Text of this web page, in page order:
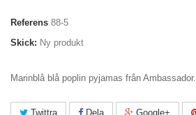
Referens 88-5
Skick: Ny produkt
Marinblå blå poplin pyjamas från Ambassador.
Twittra Dela Google+